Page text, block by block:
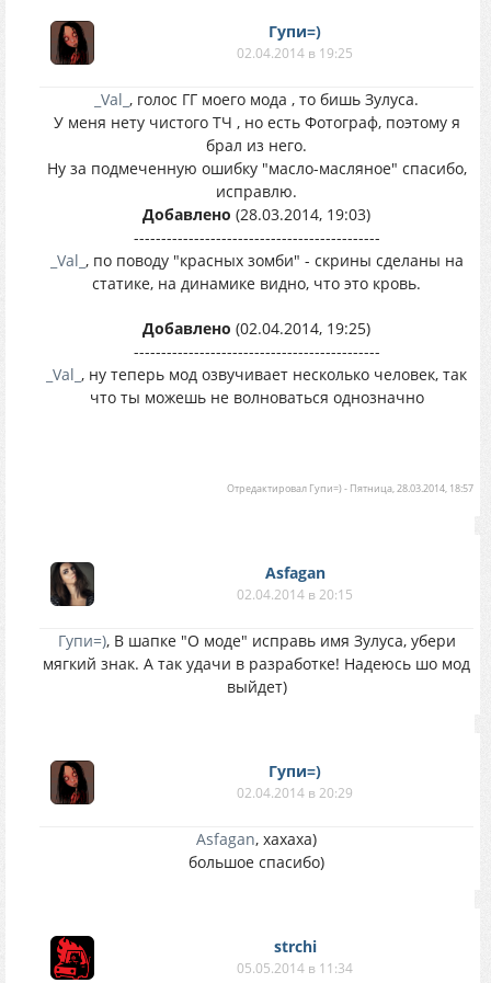
Гупи=)
02.04.2014 в 19:25
_Val_ , голос ГГ моего мода , то бишь Зулуса.
У меня нету чистого ТЧ , но есть Фотограф, поэтому я
брал из него.
Ну за подмеченную ошибку "масло-масляное" спасибо,
исправлю.
Добавлено (28.03.2014, 19:03)
---------------------------------------------
_Val_ , по поводу "красных зомби" - скрины сделаны на
статике, на динамике видно, что это кровь.
Добавлено (02.04.2014, 19:25)
---------------------------------------------
_Val_ , ну теперь мод озвучивает несколько человек, так
что ты можешь не волноваться однозначно
Отредактировал Гупи=)- Пятница, 28.03.2014, 18:57
Asfagan
02.04.2014 в 20:15
Гупи=), В шапке "О моде" исправь имя Зулуса, убери
мягкий знак. А так удачи в разработке! Надеюсь шо мод
выйдет)
Гупи=)
02.04.2014 в 20:29
Asfagan, хахаха)
большое спасибо)
strchi
05.05.2014 в 11:34